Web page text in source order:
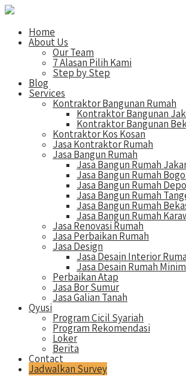
Home
About Us
Our Team
7 Alasan Pilih Kami
Step by Step
Blog
Services
Kontraktor Bangunan Rumah
Kontraktor Bangunan
Kontraktor Bangunan
Kontraktor Kos Kosan
Jasa Kontraktor Rumah
Jasa Bangun Rumah
Jasa Bangun Rumah
Jasa Bangun Rumah
Jasa Bangun Rumah
Jasa Bangun Rumah
Jasa Bangun Rumah
Jasa Bangun Rumah
Jasa Renovasi Rumah
Jasa Perbaikan Rumah
Jasa Design
Jasa Desain Interior
Jasa Desain Rumah
Perbaikan Atap
Jasa Bor Sumur
Jasa Galian Tanah
Qyusi
Program Cicil Syariah
Program Rekomendasi
Loker
Berita
Contact
Jadwalkan Survey